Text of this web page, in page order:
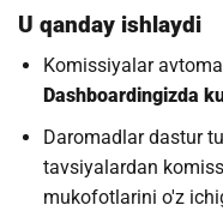
U qanday ishlaydi
Komissiyalar
Dashboardingizda
Daromadlar dastur
tavsiyalardan
mukofotlarini o'z